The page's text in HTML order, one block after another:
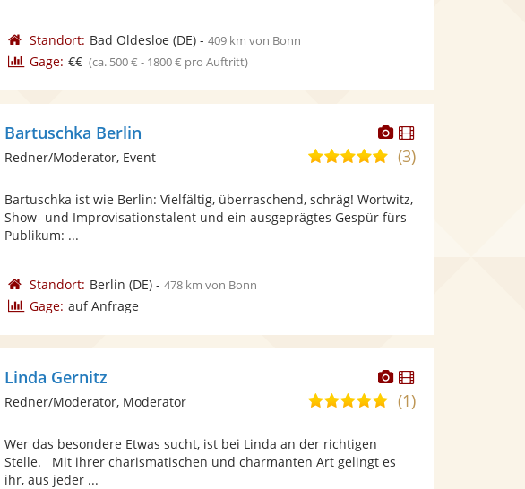
Standort: Bad Oldesloe(DE)- 409 km von Bonn
Gage: €€ (ca. 500 € - 1800 € pro Auftritt)
Dieser
Künstler
stellt
Fotos
bereit.
Dieser
Künstler
Bartuschka Berlin
4,9
5
Sternen
(3)
Redner/Moderator, Event
Bartuschka ist wie Berlin: Vielfältig, überraschend, schräg! Wortwitz,
Show- und Improvisationstalent und ein ausgeprägtes Gespür fürs
Publikum: ...
Standort: Berlin (DE)- 478 km von Bonn
Gage: auf Anfrage
Dieser
Künstler
stellt
Dieser
Künstler
Linda Gernitz
5,0
Sternen
(1)
Redner/Moderator, Moderator
Wer das besondere Etwas sucht, ist bei Linda an der richtigen
Stelle. Mit ihrer charismatischen und charmanten Art gelingt es
ihr, aus jeder ...